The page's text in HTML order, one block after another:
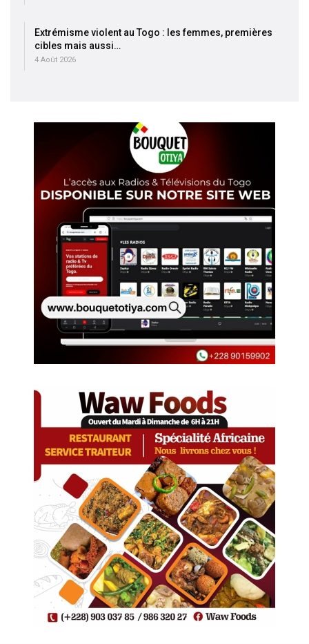
Extrémisme violent au Togo : les femmes, premières
cibles mais aussi…
4 Août 2026